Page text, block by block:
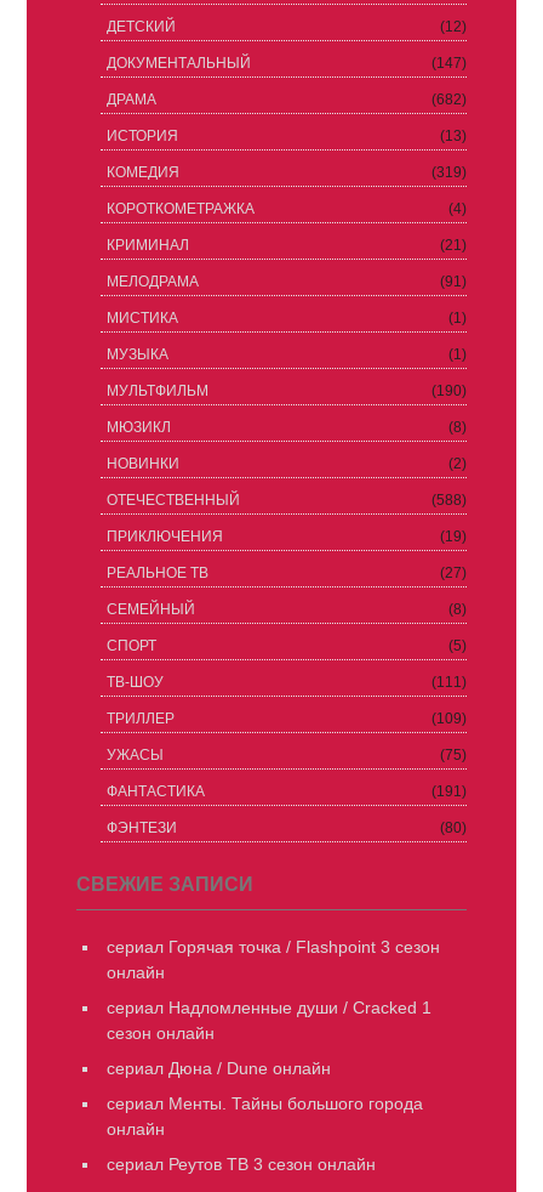
ДЕТСКИЙ (12)
ДОКУМЕНТАЛЬНЫЙ (147)
ДРАМА (682)
ИСТОРИЯ (13)
КОМЕДИЯ (319)
КОРОТКОМЕТРАЖКА (4)
КРИМИНАЛ (21)
МЕЛОДРАМА (91)
МИСТИКА (1)
МУЗЫКА (1)
МУЛЬТФИЛЬМ (190)
МЮЗИКЛ (8)
НОВИНКИ (2)
ОТЕЧЕСТВЕННЫЙ (588)
ПРИКЛЮЧЕНИЯ (19)
РЕАЛЬНОЕ ТВ (27)
СЕМЕЙНЫЙ (8)
СПОРТ (5)
ТВ-ШОУ (111)
ТРИЛЛЕР (109)
УЖАСЫ (75)
ФАНТАСТИКА (191)
ФЭНТЕЗИ (80)
СВЕЖИЕ ЗАПИСИ
сериал Горячая точка / Flashpoint 3 сезон
онлайн
сериал Надломленные души / Cracked 1
сезон онлайн
сериал Дюна / Dune онлайн
сериал Менты. Тайны большого города
онлайн
сериал Реутов ТВ 3 сезон онлайн